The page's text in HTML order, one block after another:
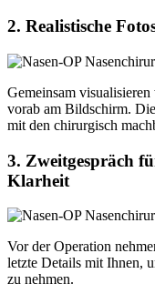
2. Realistische
Gemeinsam
vorab am Bildschirm.
mit den chirurgisch
3. Zweitgespräch
Klarheit
Vor der Operation
letzte Details mit Ihnen,
zu nehmen.